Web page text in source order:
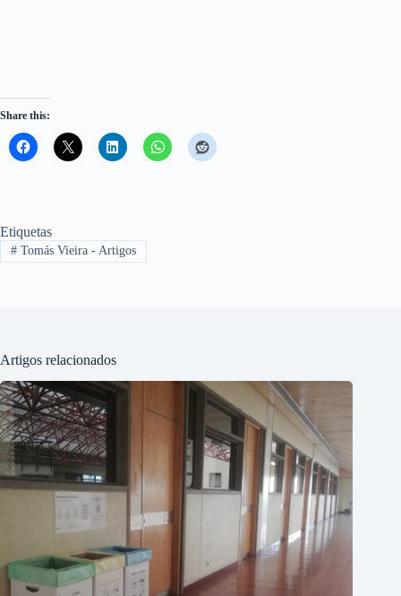
Share this:
Etiquetas
#Tomás Vieira - Artigos
Artigos relacionados